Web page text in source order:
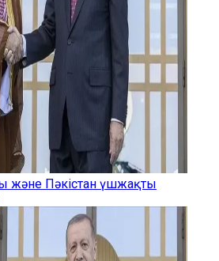
және Пәкістан үшжақты